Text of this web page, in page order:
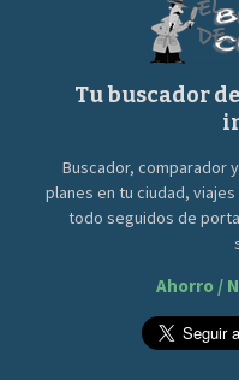
Tu buscador
Buscador, comparador
planes en tu ciudad,
todo seguidos de
Ahorro /